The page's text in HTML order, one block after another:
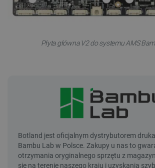
Płyta główna V2 do systemu AMS